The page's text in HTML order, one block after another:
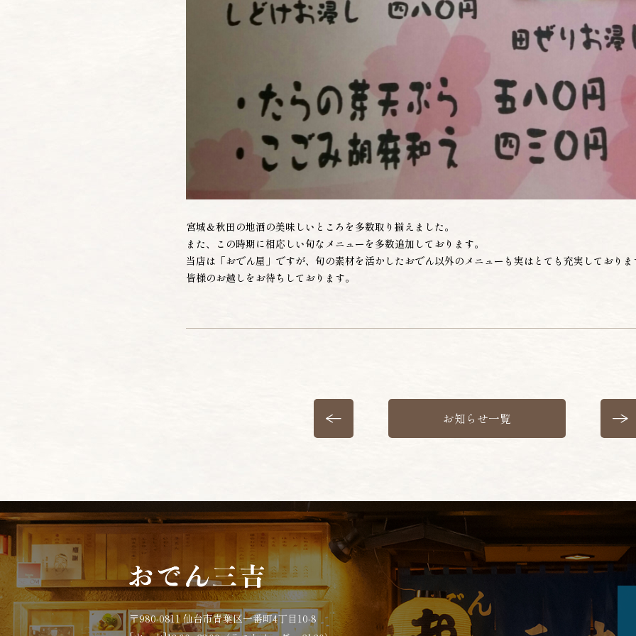
宮城＆秋田の地酒の美味しいところを多数取り揃えました。
また、この時期に相応しい旬なメニューを多数追加しております。
当店は「おでん屋」ですが、旬の素材を活かしたおでん以外のメニューも実はとても充実しておりま
皆様のお越しをお待ちしております。
お知らせ一覧
〒980-0811 仙台市青葉区一番町4丁目10-8